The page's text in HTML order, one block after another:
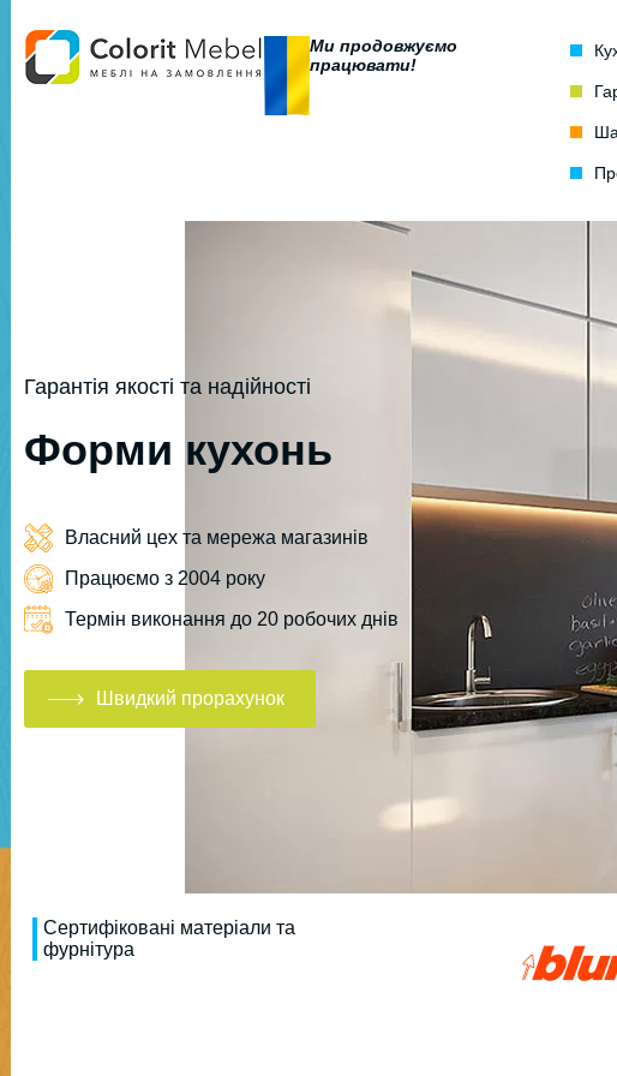
Ми продовжуємо
працювати!
Гарантія якості та надійності
Форми кухонь
Власний цех та мережа магазинів
Працюємо з 2004 року
Термін виконання до 20 робочих днів
Швидкий прорахунок
Сертифіковані матеріали та
фурнітура